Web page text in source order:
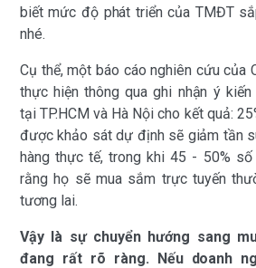
biết mức độ phát triển của TMĐT
nhé.
Cụ thể, một báo cáo nghiên cứu của
thực hiện thông qua ghi nhận ý
tại TP.HCM và Hà Nội cho kết quả:
được khảo sát dự định sẽ giảm tần
hàng thực tế, trong khi 45 - 50%
rằng họ sẽ mua sắm trực tuyến
tương lai.
Vậy là sự chuyển hướng sang
đang rất rõ ràng. Nếu doanh